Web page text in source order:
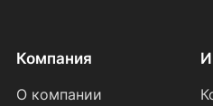
Компания
О компании